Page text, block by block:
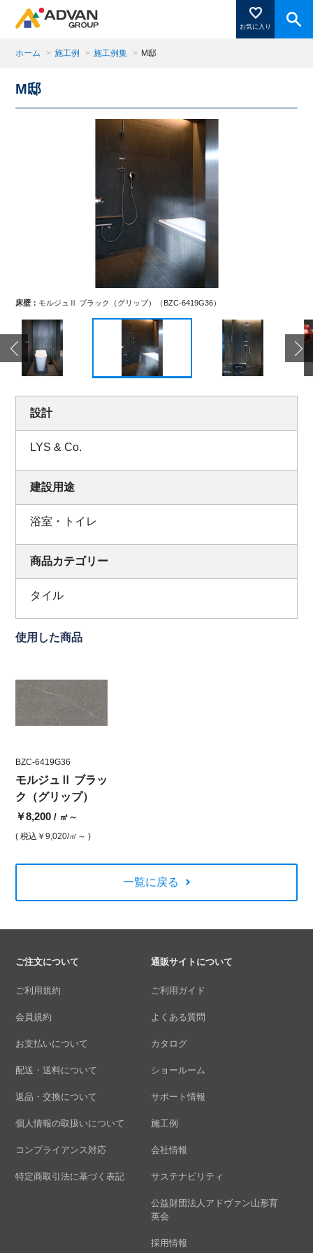
お気に入り
商品ページにある「お気に入り登録」を押すと登録した
商品がここに表示されます。
ホーム > 施工例 > 施工例集 > M邸
M邸
床壁：モルジュⅡ ブラック（グリップ）（BZC-6419G36）
設計
LYS & Co.
建設用途
浴室・トイレ
商品カテゴリー
タイル
使用した商品
BZC-6419G36
モルジュⅡ ブラッ
ク（グリップ）
￥8,200/ ㎡～
( 税込 ￥9,020/㎡～ )
一覧に戻る
ご注文について
ご利用規約
会員規約
お支払いについて
配送・送料について
返品・交換について
個人情報の取扱いについて
コンプライアンス対応
特定商取引法に基づく表記
通販サイトについて
ご利用ガイド
よくある質問
カタログ
ショールーム
サポート情報
施工例
会社情報
サステナビリティ
公益財団法人アドヴァン山形育
英会
採用情報